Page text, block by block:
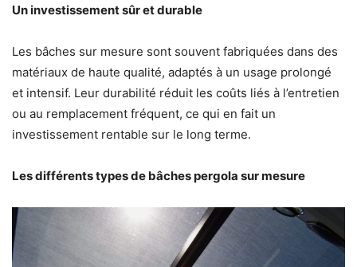
Un investissement sûr et durable
Les bâches sur mesure sont souvent fabriquées dans des
matériaux de haute qualité, adaptés à un usage prolongé
et intensif. Leur durabilité réduit les coûts liés à l’entretien
ou au remplacement fréquent, ce qui en fait un
investissement rentable sur le long terme.
Les différents types de bâches pergola sur mesure